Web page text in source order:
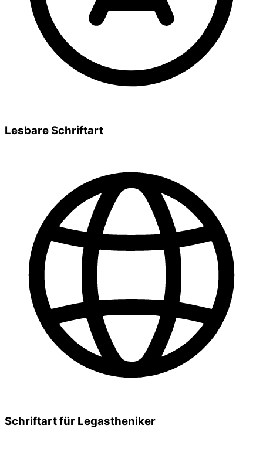
Lesbare Schriftart
Schriftart für Legastheniker